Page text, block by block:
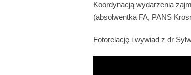
Koordynacją wydarzenia
(absolwentka FA, PANS
Fotorelację i wywiad z dr